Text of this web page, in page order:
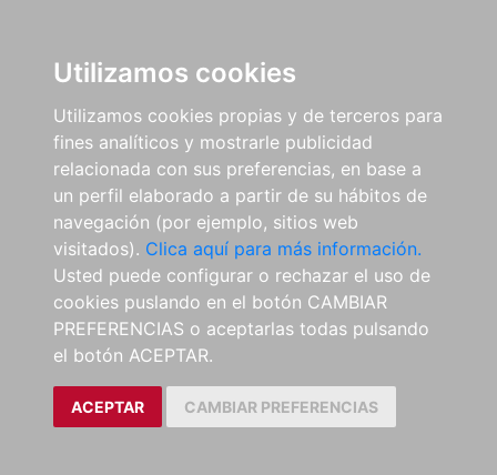
Utilizamos cookies
Utilizamos cookies propias y de terceros para
fines analíticos y mostrarle publicidad
relacionada con sus preferencias, en base a
un perfil elaborado a partir de su hábitos de
navegación (por ejemplo, sitios web
visitados). Clica aquí para más información.
Usted puede configurar o rechazar el uso de
cookies puslando en el botón CAMBIAR
PREFERENCIAS o aceptarlas todas pulsando
el botón ACEPTAR.
ACEPTAR CAMBIAR PREFERENCIAS